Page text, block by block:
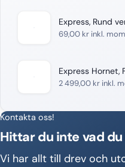
Express, Rund
69,00 kr inkl.
Express Hornet,
2 499,00 kr inkl.
Kontakta oss!
Hittar du inte vad
Vi har allt till drev och